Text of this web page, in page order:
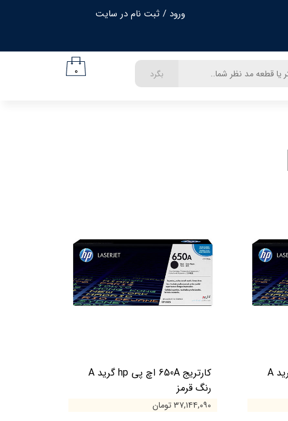
ورود / ثبت نام در سایت
تغییر گذر واژه
۰ بگرد
کارتریج 650A اچ پی hp گرید A
کارتریج 650A اچ پی hp گرید A
رنگ قرمز
۳۷,۱۴۴,۰۹۰ تومان